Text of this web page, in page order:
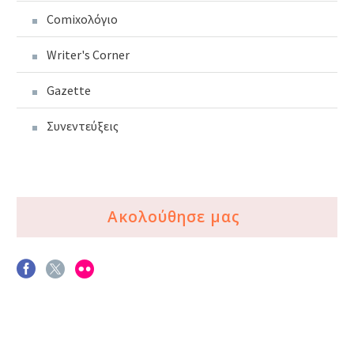
Comixoλόγιο
Writer's Corner
Gazette
Συνεντεύξεις
Ακολούθησε μας